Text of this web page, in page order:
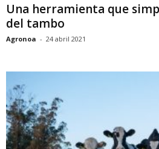
Una herramienta que
del tambo
Agronoa - 24 abril 2021